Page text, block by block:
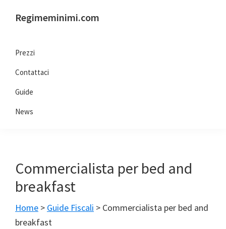
primaria
principale
laterale
Regimeminimi.com
consulente
di
fiducia
Prezzi
Contattaci
Guide
News
Commercialista per bed and
breakfast
Home > Guide Fiscali > Commercialista per bed and
breakfast